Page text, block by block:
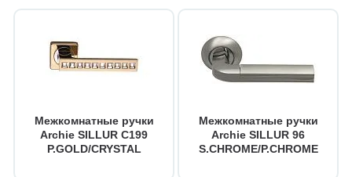
Межкомнатные ручки
Archie SILLUR C199
P.GOLD/CRYSTAL
Межкомнатные ручки
Archie SILLUR 96
S.CHROME/P.CHROME